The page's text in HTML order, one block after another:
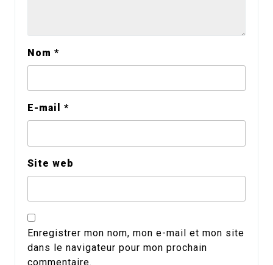
Nom *
E-mail *
Site web
Enregistrer mon nom, mon e-mail et mon site
dans le navigateur pour mon prochain
commentaire.